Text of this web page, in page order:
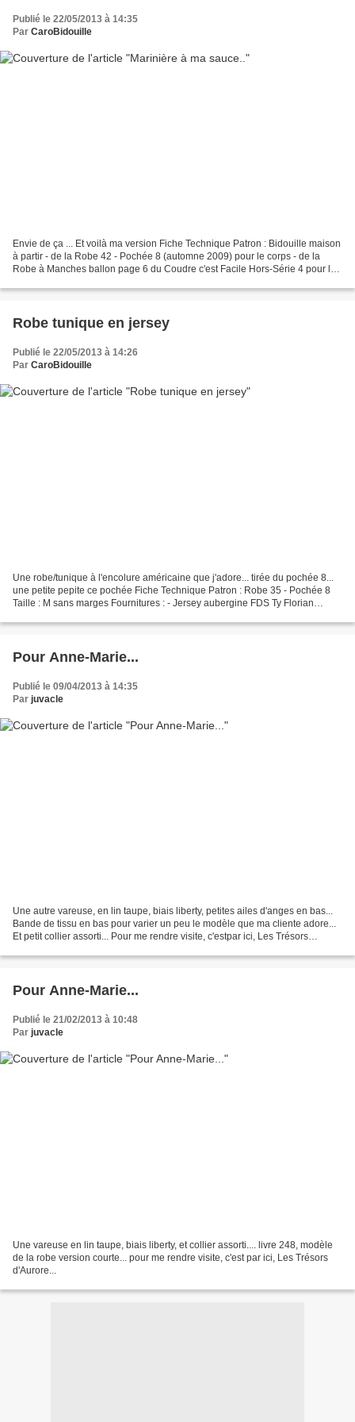
Publié le 22/05/2013 à 14:35
Par CaroBidouille
Envie de ça ... Et voilà ma version Fiche Technique Patron : Bidouille maison
à partir - de la Robe 42 - Pochée 8 (automne 2009) pour le corps - de la
Robe à Manches ballon page 6 du Coudre c'est Facile Hors-Série 4 pour les
Robe tunique en jersey
Publié le 22/05/2013 à 14:26
Par CaroBidouille
Une robe/tunique à l'encolure américaine que j'adore... tirée du pochée 8...
une petite pepite ce pochée Fiche Technique Patron : Robe 35 - Pochée 8
Taille : M sans marges Fournitures : - Jersey aubergine FDS Ty Florian
Pour Anne-Marie...
Publié le 09/04/2013 à 14:35
Par juvacle
Une autre vareuse, en lin taupe, biais liberty, petites ailes d'anges en bas...
Bande de tissu en bas pour varier un peu le modèle que ma cliente adore...
Et petit collier assorti... Pour me rendre visite, c'estpar ici, Les Trésors
Pour Anne-Marie...
Publié le 21/02/2013 à 10:48
Par juvacle
Une vareuse en lin taupe, biais liberty, et collier assorti.... livre 248, modèle
de la robe version courte... pour me rendre visite, c'est par ici, Les Trésors
d'Aurore...